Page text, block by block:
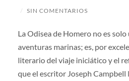
/ SIN COMENTARIOS
La Odisea de Homero no es
aventuras marinas; es, por
literario del viaje iniciático y el
que el escritor Joseph Campbell